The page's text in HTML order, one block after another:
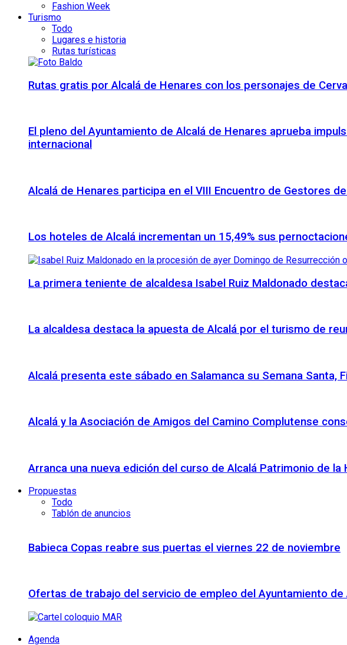
Fashion Week
Turismo
Todo
Lugares e historia
Rutas turísticas
Rutas gratis por Alcalá de Henares con los personajes de
El pleno del Ayuntamiento de Alcalá de Henares aprueba
internacional
Alcalá de Henares participa en el VIII Encuentro de Gestores
Los hoteles de Alcalá incrementan un 15,49% sus
La primera teniente de alcaldesa Isabel Ruiz Maldonado
La alcaldesa destaca la apuesta de Alcalá por el turismo de
Alcalá presenta este sábado en Salamanca su Semana Santa,
Alcalá y la Asociación de Amigos del Camino Complutense
Arranca una nueva edición del curso de Alcalá Patrimonio de la
Propuestas
Todo
Tablón de anuncios
Babieca Copas reabre sus puertas el viernes 22 de noviembre
Ofertas de trabajo del servicio de empleo del Ayuntamiento de
Agenda